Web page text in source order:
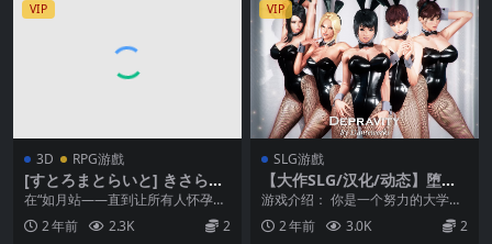
VIP
3D RPG游戲
[すとろまとらいと] きさらぎ
駅～全員孕ますまで帰れませ
ん～
在“如月站——直到让所有人怀孕才
能回家”的世界 概要 因故服了三个
月刑期的山田港...
2 年前 2.3K 2
VIP
SLG游戲
【大作SLG/汉化/动态】堕落
Depravity Ver0.62B【安卓jo
i+PC】最新汉化版+全CG
游戏介绍： 你是一个努力的大学
生，在炒比特币失败以后，你失去
了所有的钱，并且非常...
2 年前 3.0K 2